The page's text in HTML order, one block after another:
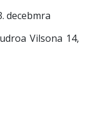
decebmra
Vilsona 14,